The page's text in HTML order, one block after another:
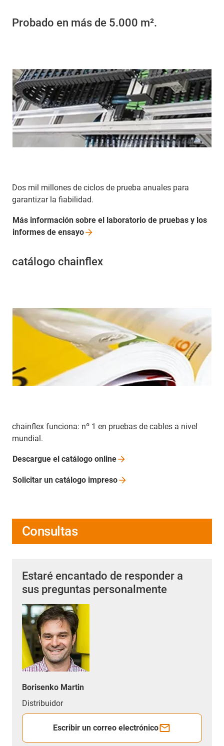
Probado en más de 5.000 m².
Dos mil millones de ciclos de prueba anuales para
garantizar la fiabilidad.
Más información sobre el laboratorio de pruebas y los
informes de ensayo
catálogo chainflex
chainflex funciona: nº 1 en pruebas de cables a nivel
mundial.
Descargue el catálogo online
Solicitar un catálogo impreso
Consultas
Estaré encantado de responder a
sus preguntas personalmente
Borisenko Martin
Distribuidor
Escribir un correo electrónico